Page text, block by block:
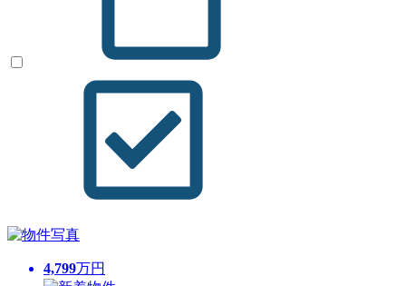
4,799万円